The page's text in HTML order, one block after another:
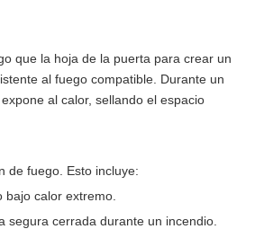
que la hoja de la puerta para crear un
al fuego compatible. Durante un
al calor, sellando el espacio
de fuego. Esto incluye:
calor extremo.
segura cerrada durante un incendio.